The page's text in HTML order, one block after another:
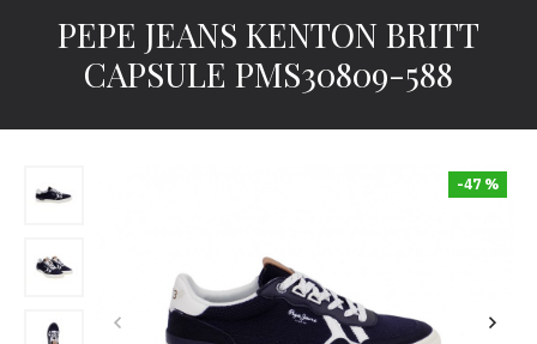
PEPE JEANS KENTON BRITT
CAPSULE PMS30809-588
-47 %